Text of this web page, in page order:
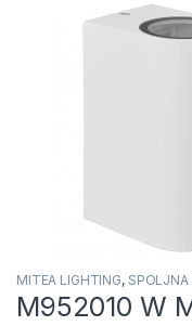
MITEA LIGHTING, SPOLJNA
M952010 W